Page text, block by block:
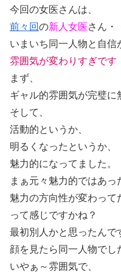
今回の女医さんは、
前々回の新人女医さん・
いまいち同一人物と自信
雰囲気が変わりすぎです
まず、
ギャル的雰囲気が完璧に
そして、
活動的というか、
明るくなったというか、
魅力的になってました。
まぁ元々魅力的ではあっ
魅力の方向性が変わって
って感じですかね？
最初別人かと思ったんで
顔を見たら同一人物でし
いやぁ～雰囲気で、